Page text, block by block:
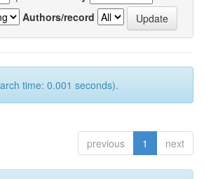
Authors/record
time: 0.001 seconds).
previous 1 next